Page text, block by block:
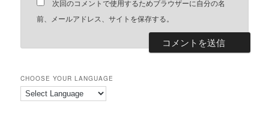
次回のコメントで使用するためブラウザーに自分の名
前、メールアドレス、サイトを保存する。
CHOOSE YOUR LANGUAGE